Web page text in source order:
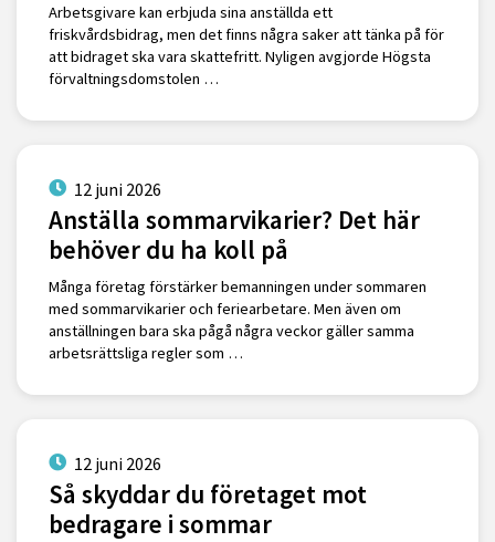
Arbetsgivare kan erbjuda sina anställda ett
friskvårdsbidrag, men det finns några saker att tänka på för
att bidraget ska vara skattefritt. Nyligen avgjorde Högsta
förvaltningsdomstolen …
12 juni 2026
Anställa sommarvikarier? Det här
behöver du ha koll på
Många företag förstärker bemanningen under sommaren
med sommarvikarier och feriearbetare. Men även om
anställningen bara ska pågå några veckor gäller samma
arbetsrättsliga regler som …
12 juni 2026
Så skyddar du företaget mot
bedragare i sommar